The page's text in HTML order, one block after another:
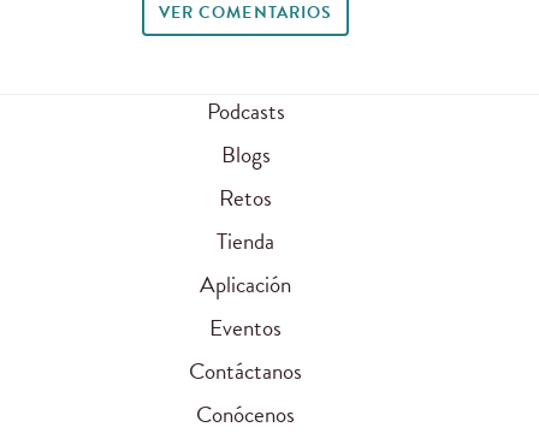
VER COMENTARIOS
Podcasts
Blogs
Retos
Tienda
Aplicación
Eventos
Contáctanos
Conócenos